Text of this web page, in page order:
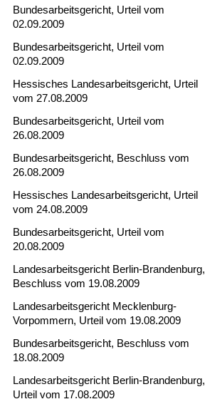
Bundesarbeitsgericht, Urteil vom
02.09.2009
Bundesarbeitsgericht, Urteil vom
02.09.2009
Hessisches Landesarbeitsgericht, Urteil
vom 27.08.2009
Bundesarbeitsgericht, Urteil vom
26.08.2009
Bundesarbeitsgericht, Beschluss vom
26.08.2009
Hessisches Landesarbeitsgericht, Urteil
vom 24.08.2009
Bundesarbeitsgericht, Urteil vom
20.08.2009
Landesarbeitsgericht Berlin-Brandenburg,
Beschluss vom 19.08.2009
Landesarbeitsgericht Mecklenburg-
Vorpommern, Urteil vom 19.08.2009
Bundesarbeitsgericht, Beschluss vom
18.08.2009
Landesarbeitsgericht Berlin-Brandenburg,
Urteil vom 17.08.2009